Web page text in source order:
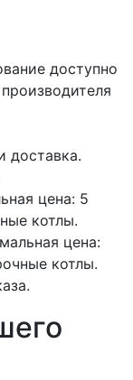
доступно
доставка.
цена: 5
котлы.
цена:
котлы.